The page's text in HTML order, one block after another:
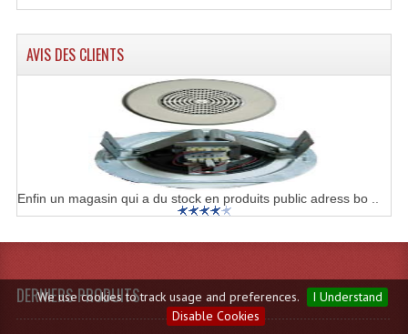
We use cookies to track usage and preferences.
I Understand
Disable Cookies
AVIS DES CLIENTS
Enfin un magasin qui a du stock en produits public adress bo ..
DERNIERS PRODUITS